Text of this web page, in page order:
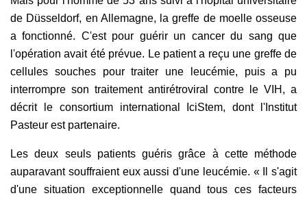
de Düsseldorf, en Allemagne, la greffe de moelle osseuse
a fonctionné. C'est pour guérir un cancer du sang que
l'opération avait été prévue. Le patient a reçu une greffe de
cellules souches pour traiter une leucémie, puis a pu
interrompre son traitement antirétroviral contre le VIH, a
décrit le consortium international IciStem, dont l'Institut
Pasteur est partenaire.
Les deux seuls patients guéris grâce à cette méthode
auparavant souffraient eux aussi d'une leucémie. « Il s'agit
d'une situation exceptionnelle quand tous ces facteurs